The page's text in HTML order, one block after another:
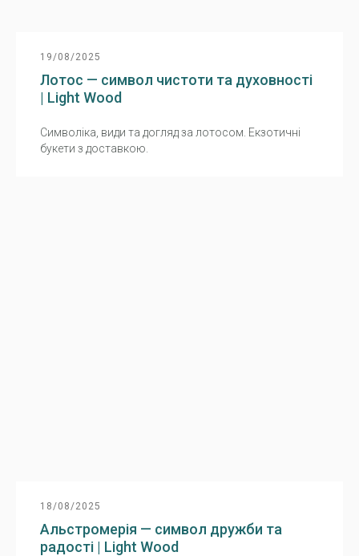
19/08/2025
Лотос — символ чистоти та духовності
| Light Wood
Символіка, види та догляд за лотосом. Екзотичні
букети з доставкою.
18/08/2025
Альстромерія — символ дружби та
радості | Light Wood